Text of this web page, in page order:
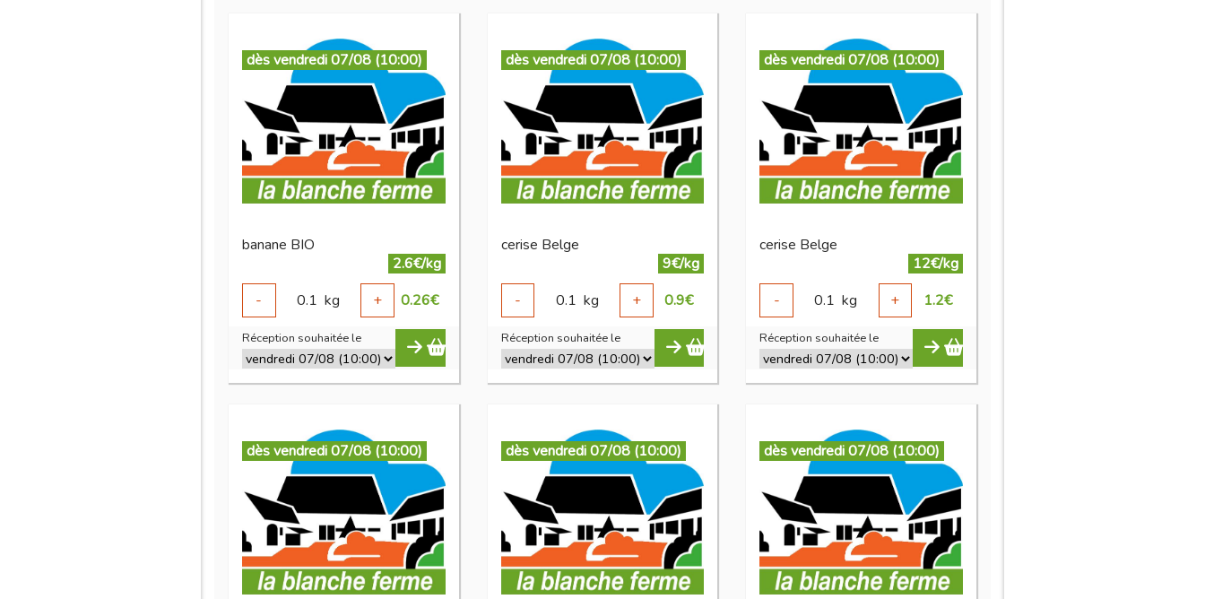
dès vendredi 07/08 (10:00)
banane BIO
2.6€/kg
-
0.1 kg + 0.26€
Réception souhaitée le
dès vendredi 07/08 (10:00)
cerise Belge
9€/kg
-
0.1 kg + 0.9€
Réception souhaitée le
dès vendredi 07/08 (10:00)
cerise Belge
12€/kg
-
0.1 kg + 1.2€
Réception souhaitée le
dès vendredi 07/08 (10:00) dès vendredi 07/08 (10:00) dès vendredi 07/08 (10:00)